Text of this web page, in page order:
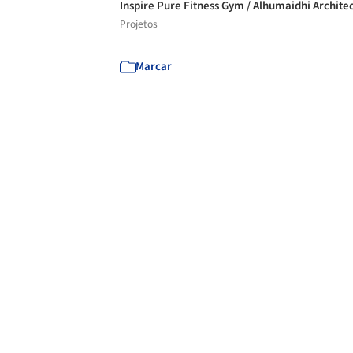
Inspire Pure Fitness Gym / Alhumaidhi
Projetos
Marcar